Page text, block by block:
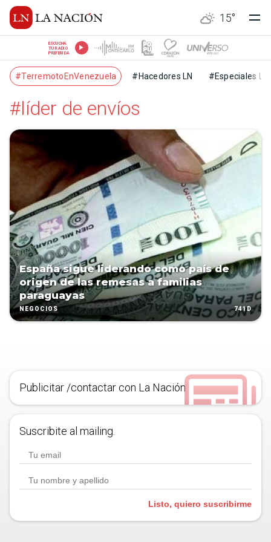
15°
ESCUCHÁ
TU RADIO
PREFERIDA
#TerremotoEnVenezuela #Hacedores LN #Especiales LN
#líder de envíos
España sigue liderando como país de
origen de las remesas a familias
paraguayas
NEGOCIOS 741D
Publicitar /contactar con La Nación
Suscribite al mailing.
Listo, quiero suscribirme